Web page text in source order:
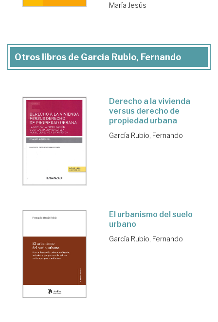
María Jesús
Otros libros de García Rubio, Fernando
Derecho a la vivienda
versus derecho de
propiedad urbana
García Rubio, Fernando
El urbanismo del suelo
urbano
García Rubio, Fernando